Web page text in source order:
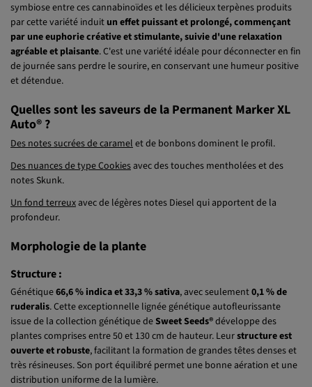
Une fois à maturité, les fleurs dePermanent Marker XL Auto®
contiennent entre23 et 30 % de THCpour0,1 % de CBDenviron. La
symbiose entre ces cannabinoïdes et les délicieux terpènes produits
par cette variété induitun effet puissant et prolongé, commençant
par une euphorie créative et stimulante, suivie d'une relaxation
agréable et plaisante
et détendue.
Quelles sont les saveurs de la Permanent Marker XL
Auto® ?
Des notes sucrées de caramelet de bonbons dominent le profil.
notes Skunk.
profondeur.
Morphologie de la plante
Structure :
Génétique 66,6 % indica et 33,3 % sativa, avec seulement0,1 % de
ruderalis. Cette exceptionnelle lignée génétique autofleurissante
issue de la collection génétique deSweet Seeds®développe des
plantes comprises entre 50 et 130 cm de hauteur. Leurstructure est
ouverte et robuste, facilitant la formation de grandes têtes denses et